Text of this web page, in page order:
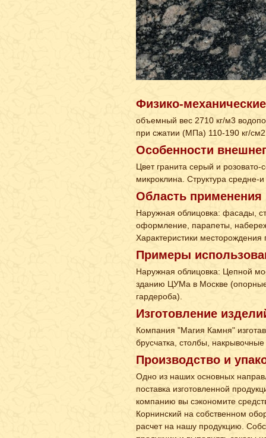
Физико-
объемный вес 2710 кг/м3
при сжатии (МПа) 110-190 кг/см2
Особенности
Цвет гранита серый и
микроклина. Структура средне-
Область применения
Наружная облицовка: фасады,
оформление, парапеты,
Характеристики
Примеры
Наружная облицовка: Цепной
зданию ЦУМа в Москве
гардероба).
Изготовление
Компания "Магия Камня"
брусчатка, столбы,
Производство и
Одно из наших основных
поставка изготовленной
компанию вы сэкономите
Корнинский на собственном
расчет на нашу продукцию.